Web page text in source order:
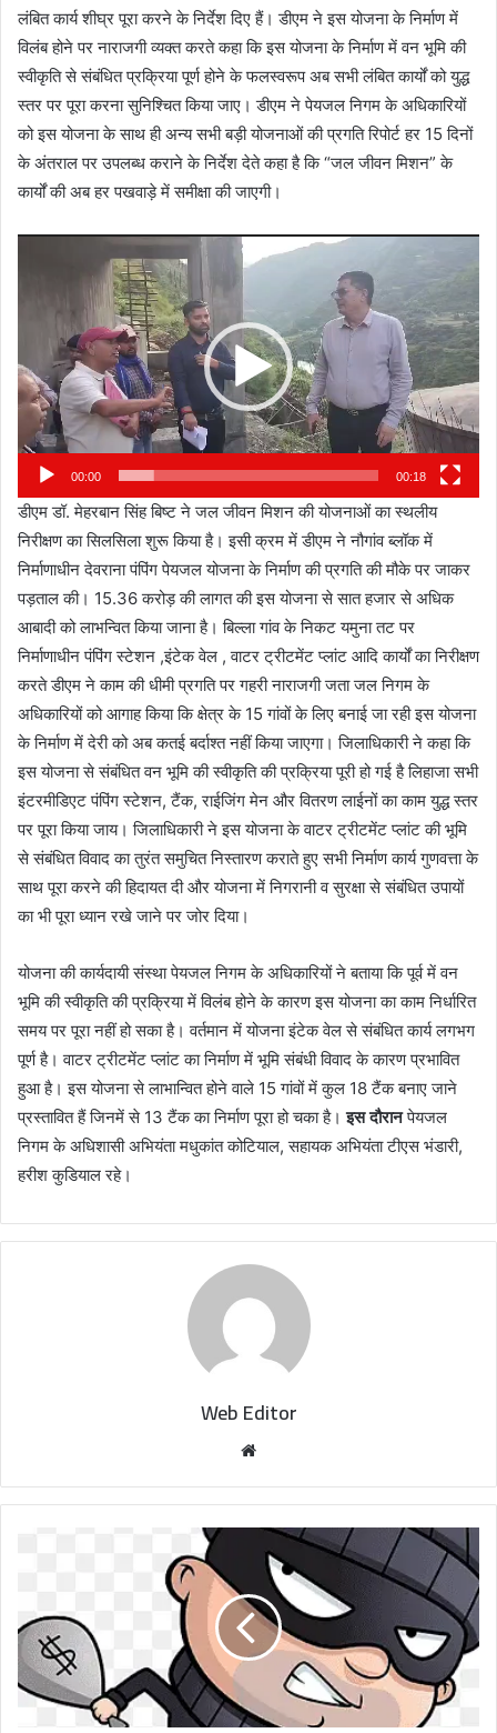
लंबित कार्य शीघ्र पूरा करने के निर्देश दिए हैं। डीएम ने इस योजना के निर्माण में
विलंब होने पर नाराजगी व्यक्त करते कहा कि इस योजना के निर्माण में वन भूमि की
स्वीकृति से संबंधित प्रक्रिया पूर्ण होने के फलस्वरूप अब सभी लंबित कार्यों को युद्ध
स्तर पर पूरा करना सुनिश्चित किया जाए। डीएम ने पेयजल निगम के अधिकारियों
को इस योजना के साथ ही अन्य सभी बड़ी योजनाओं की प्रगति रिपोर्ट हर 15 दिनों
के अंतराल पर उपलब्ध कराने के निर्देश देते कहा है कि “जल जीवन मिशन” के
कार्यों की अब हर पखवाड़े में समीक्षा की जाएगी।
00:00 00:18
डीएम डॉ. मेहरबान सिंह बिष्ट ने जल जीवन मिशन की योजनाओं का स्थलीय
निरीक्षण का सिलसिला शुरू किया है। इसी क्रम में डीएम ने नौगांव ब्लॉक में
निर्माणाधीन देवराना पंपिंग पेयजल योजना के निर्माण की प्रगति की मौके पर जाकर
पड़ताल की। 15.36 करोड़ की लागत की इस योजना से सात हजार से अधिक
आबादी को लाभन्वित किया जाना है। बिल्ला गांव के निकट यमुना तट पर
निर्माणाधीन पंपिंग स्टेशन ,इंटेक वेल , वाटर ट्रीटमेंट प्लांट आदि कार्यों का निरीक्षण
करते डीएम ने काम की धीमी प्रगति पर गहरी नाराजगी जता जल निगम के
अधिकारियों को आगाह किया कि क्षेत्र के 15 गांवों के लिए बनाई जा रही इस योजना
के निर्माण में देरी को अब कतई बर्दाश्त नहीं किया जाएगा। जिलाधिकारी ने कहा कि
इस योजना से संबंधित वन भूमि की स्वीकृति की प्रक्रिया पूरी हो गई है लिहाजा सभी
इंटरमीडिएट पंपिंग स्टेशन, टैंक, राईजिंग मेन और वितरण लाईनों का काम युद्ध स्तर
पर पूरा किया जाय। जिलाधिकारी ने इस योजना के वाटर ट्रीटमेंट प्लांट की भूमि
से संबंधित विवाद का तुरंत समुचित निस्तारण कराते हुए सभी निर्माण कार्य गुणवत्ता के
साथ पूरा करने की हिदायत दी और योजना में निगरानी व सुरक्षा से संबंधित उपायों
का भी पूरा ध्यान रखे जाने पर जोर दिया।
योजना की कार्यदायी संस्था पेयजल निगम के अधिकारियों ने बताया कि पूर्व में वन
भूमि की स्वीकृति की प्रक्रिया में विलंब होने के कारण इस योजना का काम निर्धारित
समय पर पूरा नहीं हो सका है। वर्तमान में योजना इंटेक वेल से संबंधित कार्य लगभग
पूर्ण है। वाटर ट्रीटमेंट प्लांट का निर्माण में भूमि संबंधी विवाद के कारण प्रभावित
हुआ है। इस योजना से लाभान्वित होने वाले 15 गांवों में कुल 18 टैंक बनाए जाने
प्रस्तावित हैं जिनमें से 13 टैंक का निर्माण पूरा हो चका है।इस दौरानपेयजल
निगम के अधिशासी अभियंता मधुकांत कोटियाल, सहायक अभियंता टीएस भंडारी,
हरीश कुडियाल रहे।
Web Editor
b
s
e